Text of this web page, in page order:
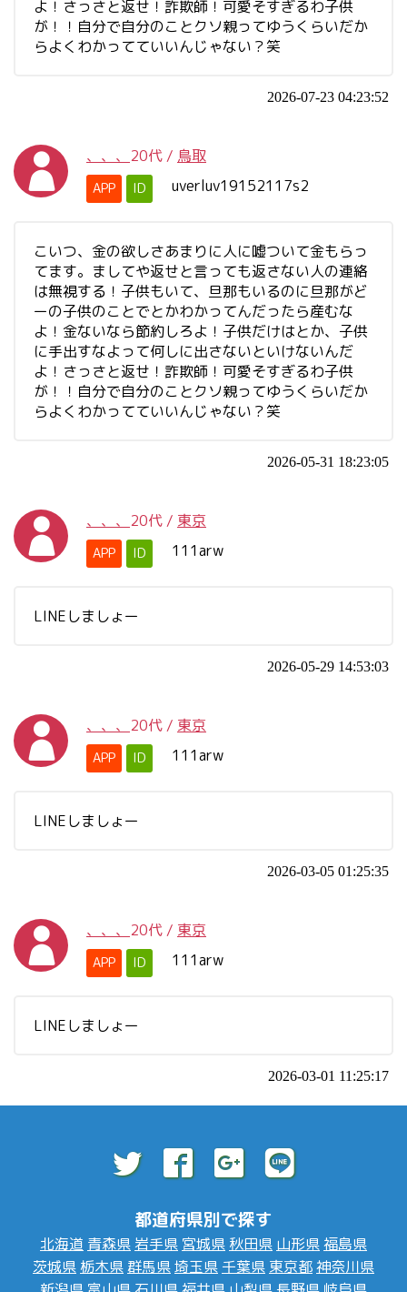
よ！さっさと返せ！詐欺師！可愛そすぎるわ子供
が！！自分で自分のことクソ親ってゆうくらいだか
らよくわかってていいんじゃない？笑
2026-07-23 04:23:52
、、、 20代 / 鳥取
APP ID uverluv19152117s2
こいつ、金の欲しさあまりに人に嘘ついて金もらっ
てます。ましてや返せと言っても返さない人の連絡
は無視する！子供もいて、旦那もいるのに旦那がど
ーの子供のことでとかわかってんだったら産むな
よ！金ないなら節約しろよ！子供だけはとか、子供
に手出すなよって何しに出さないといけないんだ
よ！さっさと返せ！詐欺師！可愛そすぎるわ子供
が！！自分で自分のことクソ親ってゆうくらいだか
らよくわかってていいんじゃない？笑
2026-05-31 18:23:05
、、、 20代 / 東京
APP ID 111arw
LINEしましょー
2026-05-29 14:53:03
、、、 20代 / 東京
APP ID 111arw
LINEしましょー
2026-03-05 01:25:35
、、、 20代 / 東京
APP ID 111arw
LINEしましょー
2026-03-01 11:25:17
都道府県別で探す
北海道 青森県 岩手県 宮城県 秋田県 山形県福島県
茨城県 栃木県群馬県埼玉県 千葉県 東京都神奈川県